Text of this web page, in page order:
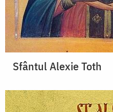
Sfântul Alexie Toth